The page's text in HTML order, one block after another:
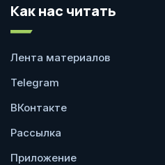
Как нас читать
Лента материалов
Telegram
ВКонтакте
Рассылка
Приложение